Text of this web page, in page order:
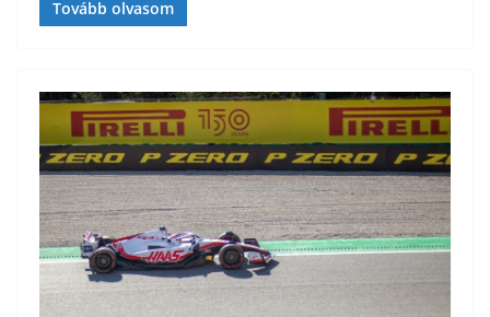
Tovább olvasom